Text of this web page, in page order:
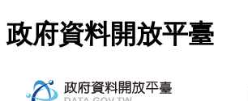
跳至主要內容
政府資料開放平臺